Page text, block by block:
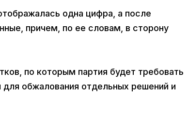
одна цифра, а после
причем, по ее словам, в сторону
по которым партия будет требовать
обжалования отдельных решений и